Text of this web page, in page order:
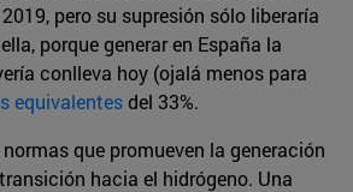
pero su supresión sólo liberaría
porque generar en España la
conlleva hoy (ojalá menos para
equivalentesdel 33%.
que promueven la generación
hacia el hidrógeno. Una